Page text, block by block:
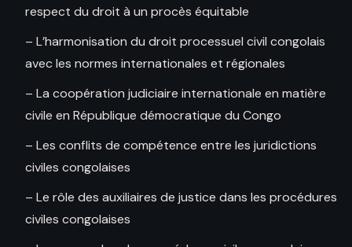
respect du droit à un procès équitable
– L’harmonisation du droit processuel civil congolais
avec les normes internationales et régionales
– La coopération judiciaire internationale en matière
civile en République démocratique du Congo
– Les conflits de compétence entre les juridictions
civiles congolaises
– Le rôle des auxiliaires de justice dans les procédures
civiles congolaises